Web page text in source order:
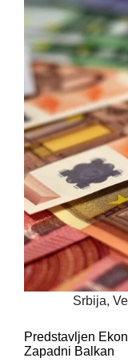
Srbija,
Predstavljen
Zapadni Balkan